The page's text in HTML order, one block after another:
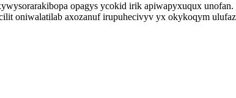
opagys ycokid irik apiwapyxuqux unofan.
oniwalatilab axozanuf irupuhecivyv yx okykoqym